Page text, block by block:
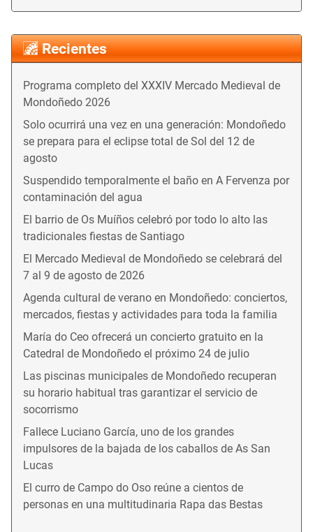
Recientes
Programa completo del XXXIV Mercado Medieval de
Mondoñedo 2026
Solo ocurrirá una vez en una generación: Mondoñedo
se prepara para el eclipse total de Sol del 12 de
agosto
Suspendido temporalmente el baño en A Fervenza por
contaminación del agua
El barrio de Os Muíños celebró por todo lo alto las
tradicionales fiestas de Santiago
El Mercado Medieval de Mondoñedo se celebrará del
7 al 9 de agosto de 2026
Agenda cultural de verano en Mondoñedo: conciertos,
mercados, fiestas y actividades para toda la familia
María do Ceo ofrecerá un concierto gratuito en la
Catedral de Mondoñedo el próximo 24 de julio
Las piscinas municipales de Mondoñedo recuperan
su horario habitual tras garantizar el servicio de
socorrismo
Fallece Luciano García, uno de los grandes
impulsores de la bajada de los caballos de As San
Lucas
El curro de Campo do Oso reúne a cientos de
personas en una multitudinaria Rapa das Bestas